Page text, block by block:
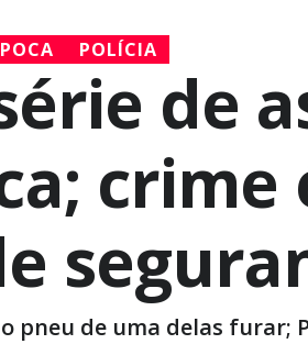
POLÍCIA
de
de uma delas furar;